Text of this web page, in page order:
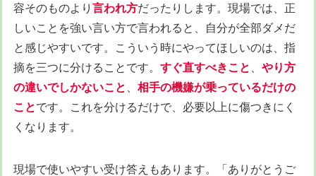
容そのものより 言われ方だったりします。現場では、正
しいことを強い言い方で言われると、自分が全部ダメだ
と感じやすいです。こういう時にやってほしいのは、指
摘を三つに分けることです。 すぐ直すべきこと 、 やり方
の違いでしかないこと 、 相手の機嫌が乗っているだけの
ことです。これを分けるだけで、必要以上に傷つきにく
くなります。
現場で使いやすい受け答えもあります。「ありがとうご